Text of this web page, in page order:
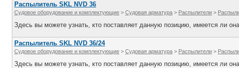
Распылитель SKL NVD 36
Судовое оборудование и комплектующие > Судовая арматура > Распылители >
Здесь вы можете узнать, кто поставляет данную позицию, имеется ли
Распылитель SKL NVD 36/24
Судовое оборудование и комплектующие > Судовая арматура > Распылители >
Здесь вы можете узнать, кто поставляет данную позицию, имеется ли